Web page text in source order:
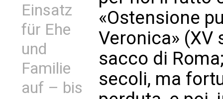
Einsatz
für Ehe
und
Familie
auf – bis
«Ostensione
Veronica» (XV
sacco di
secoli, ma